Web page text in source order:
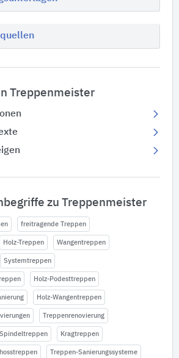
Treppenmeister
zu Treppenmeister
freitragende Treppen
Holz-Treppen Wangentreppen
Systemtreppen
Holz-Podesttreppen
Holz-Wangentreppen
Treppenrenovierung
Spindeltreppen Kragtreppen
Treppen-Sanierungssysteme